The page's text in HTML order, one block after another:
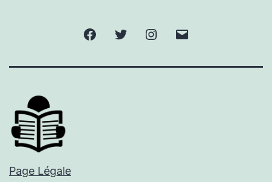
FacebookTwitter Instagram
Page Légale